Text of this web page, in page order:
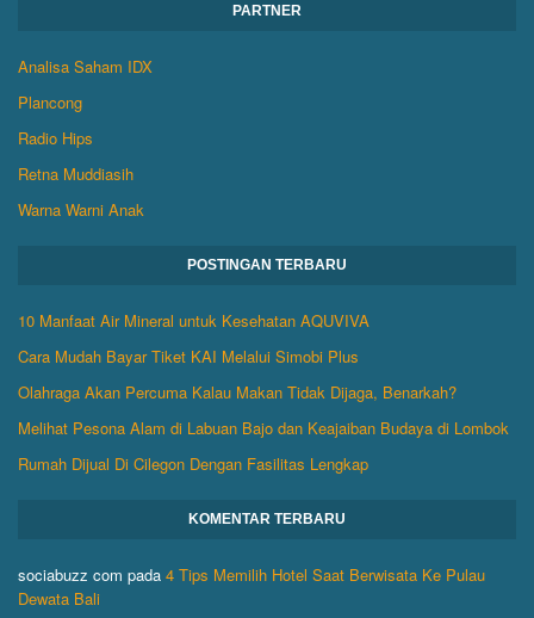
PARTNER
Analisa Saham IDX
Plancong
Radio Hips
Retna Muddiasih
Warna Warni Anak
POSTINGAN TERBARU
10 Manfaat Air Mineral untuk Kesehatan AQUVIVA
Cara Mudah Bayar Tiket KAI Melalui Simobi Plus
Olahraga Akan Percuma Kalau Makan Tidak Dijaga, Benarkah?
Melihat Pesona Alam di Labuan Bajo dan Keajaiban Budaya di Lombok
Rumah Dijual Di Cilegon Dengan Fasilitas Lengkap
KOMENTAR TERBARU
sociabuzz com pada 4 Tips Memilih Hotel Saat Berwisata Ke Pulau
Dewata Bali